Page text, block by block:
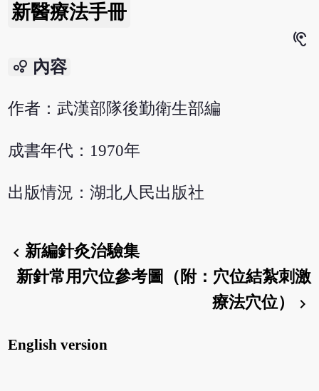
新醫療法手冊
hearing
bubble_chart 內容
作者：武漢部隊後勤衛生部編
成書年代：1970年
出版情況：湖北人民出版社
chevron_left新編針灸治驗集
新針常用穴位參考圖（附：穴位結紮刺激
療法穴位）
chevron_right
English version